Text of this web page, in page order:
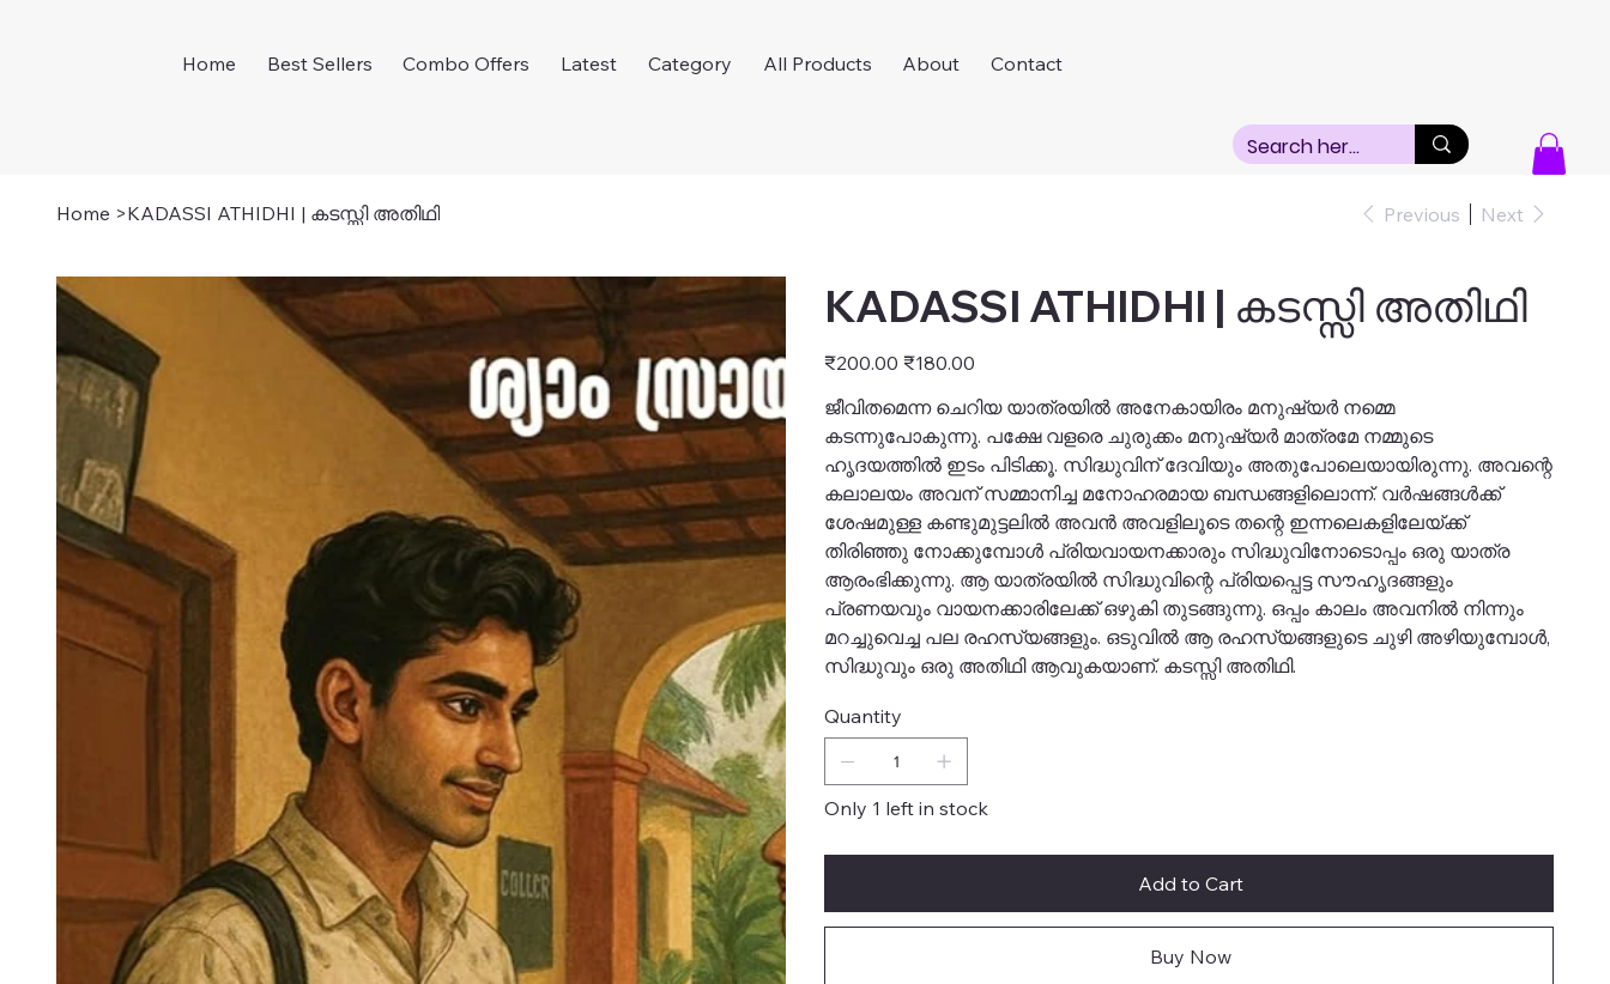
Home Best Sellers Combo Offers Latest Category All Products About Contact
Home >KADASSI ATHIDHI | കടസ്സി അതിഥി Previous Next
KADASSI ATHIDHI | കടസ്സി അതിഥി
Original
price
₹200.00 Sale
price
₹180.00
ജീവിതമെന്ന ചെറിയ യാത്രയിൽ അനേകായിരം മനുഷ്യർ നമ്മെ
കടന്നുപോകുന്നു. പക്ഷേ വളരെ ചുരുക്കം മനുഷ്യർ മാത്രമേ നമ്മുടെ
ഹൃദയത്തിൽ ഇടം പിടിക്കൂ. സിദ്ധുവിന് ദേവിയും അതുപോലെയായിരുന്നു. അവന്റെ
കലാലയം അവന് സമ്മാനിച്ച മനോഹരമായ ബന്ധങ്ങളിലൊന്ന്. വർഷങ്ങൾക്ക്
ശേഷമുള്ള കണ്ടുമുട്ടലിൽ അവൻ അവളിലൂടെ തന്റെ ഇന്നലെകളിലേയ്ക്ക്
തിരിഞ്ഞു നോക്കുമ്പോൾ പ്രിയവായനക്കാരും സിദ്ധുവിനോടൊപ്പം ഒരു യാത്ര
ആരംഭിക്കുന്നു. ആ യാത്രയിൽ സിദ്ധുവിന്റെ പ്രിയപ്പെട്ട സൗഹൃദങ്ങളും
പ്രണയവും വായനക്കാരിലേക്ക് ഒഴുകി തുടങ്ങുന്നു. ഒപ്പം കാലം അവനിൽ നിന്നും
മറച്ചുവെച്ച പല രഹസ്യങ്ങളും. ഒടുവിൽ ആ രഹസ്യങ്ങളുടെ ചുഴി അഴിയുമ്പോൾ,
സിദ്ധുവും ഒരു അതിഥി ആവുകയാണ്. കടസ്സി അതിഥി.
Quantity
Only 1 left in stock
Add to Cart
Buy Now